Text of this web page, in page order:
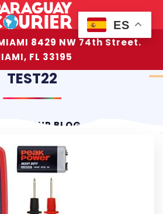
MIAMI 8429 NW 74th Street.
FL 33195
TEST22
OUR BLOG
ES